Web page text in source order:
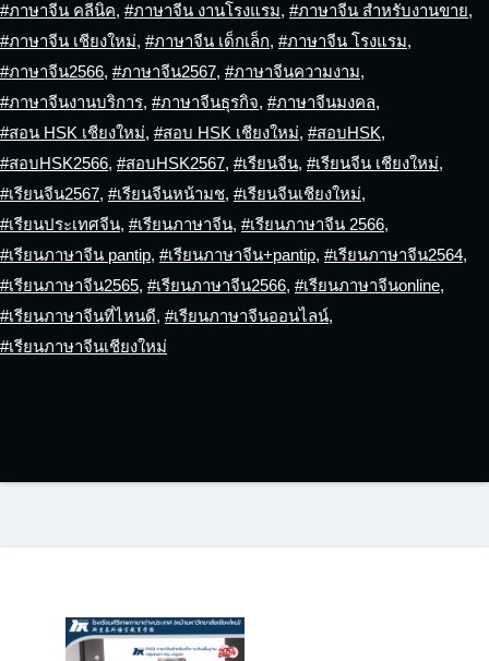
#ภาษาจีน คลีนิค, #ภาษาจีน งานโรงแรม, #ภาษาจีน สำหรับงานขาย,
#ภาษาจีน เชียงใหม่, #ภาษาจีน เด็กเล็ก, #ภาษาจีน โรงแรม,
#ภาษาจีน2566, #ภาษาจีน2567, #ภาษาจีนความงาม,
#ภาษาจีนงานบริการ, #ภาษาจีนธุรกิจ, #ภาษาจีนมงคล,
#สอน HSK เชียงใหม่, #สอบ HSK เชียงใหม่, #สอบHSK,
#สอบHSK2566, #สอบHSK2567, #เรียนจีน, #เรียนจีน เชียงใหม่,
#เรียนจีน2567, #เรียนจีนหน้ามช, #เรียนจีนเชียงใหม่,
#เรียนประเทศจีน, #เรียนภาษาจีน, #เรียนภาษาจีน 2566,
#เรียนภาษาจีน pantip, #เรียนภาษาจีน+pantip, #เรียนภาษาจีน2564,
#เรียนภาษาจีน2565, #เรียนภาษาจีน2566, #เรียนภาษาจีนonline,
#เรียนภาษาจีนที่ไหนดี, #เรียนภาษาจีนออนไลน์,
#เรียนภาษาจีนเชียงใหม่